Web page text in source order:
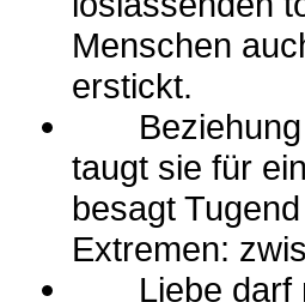
Menschen
erstickt.
Beziehung
taugt sie für
besagt
Extremen:
Liebe darf